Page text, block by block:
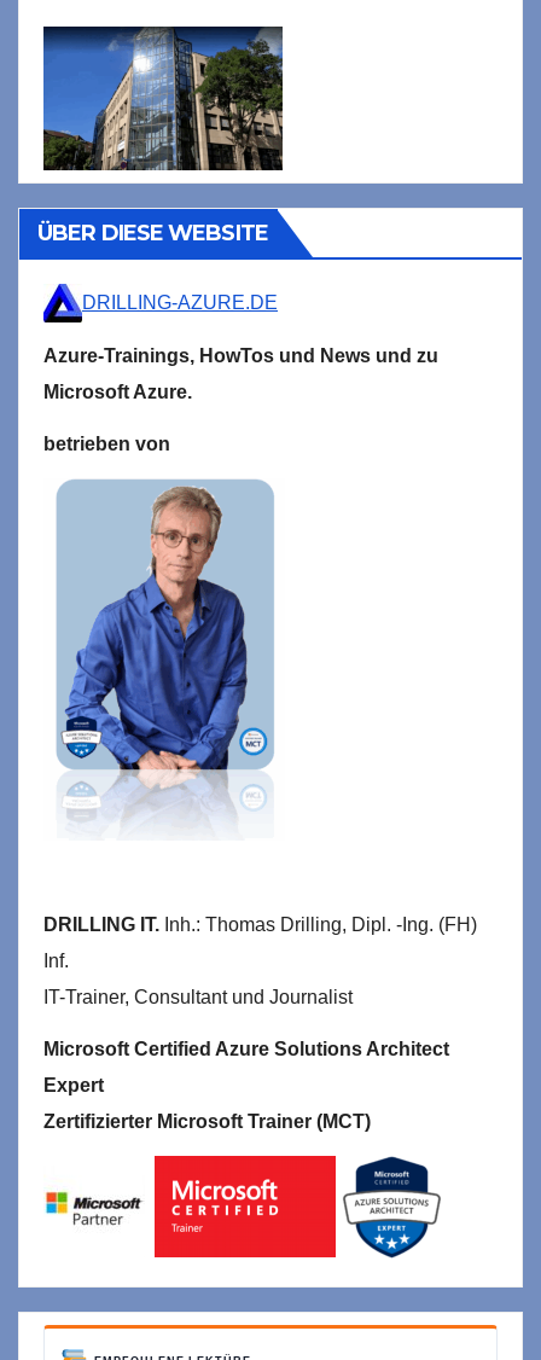
ÜBER DIESE WEBSITE
DRILLING-AZURE.DE
Azure-Trainings, HowTos und News und zu
Microsoft Azure.
betrieben von
DRILLING IT. Inh.: Thomas Drilling, Dipl. -Ing. (FH)
Inf.
IT-Trainer, Consultant und Journalist
Microsoft Certified Azure Solutions Architect
Expert
Zertifizierter Microsoft Trainer (MCT)